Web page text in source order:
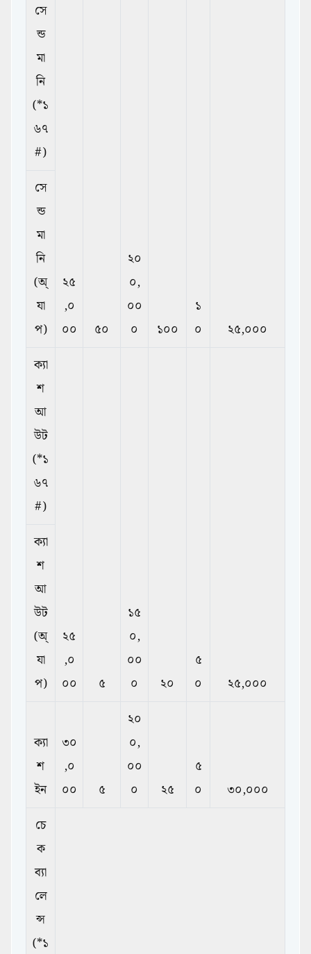
সে
ন্ড
মা
নি
(*১
৬৭
#)
২৫
,০
০০
৫০
২০
০,
০০
০
১০০
১
০
২৫,০০০
সে
ন্ড
মা
নি
(অ্
যা
প)
ক্যা
শ
আ
উট
(*১
৬৭
#)
২৫
,০
০০
৫
১৫
০,
০০
০
২০
৫
০
২৫,০০০
ক্যা
শ
আ
উট
(অ্
যা
প)
ক্যা
শ
ইন
৩০
,০
০০
৫
২০
০,
০০
০
২৫
৫
০
৩০,০০০
চে
ক
ব্যা
লে
ন্স
(*১